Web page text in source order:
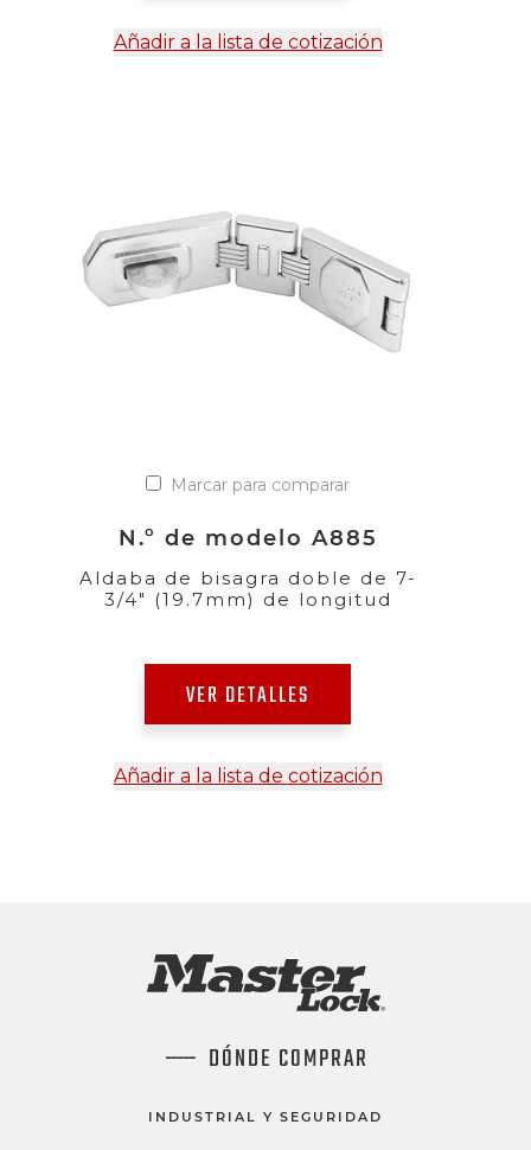
Añadir a la lista de cotización
Marcar para comparar
N.º de modelo A885
Aldaba de bisagra doble de 7-
3/4" (19.7mm) de longitud
VER DETALLES
Añadir a la lista de cotización
DÓNDE COMPRAR
INDUSTRIAL Y SEGURIDAD